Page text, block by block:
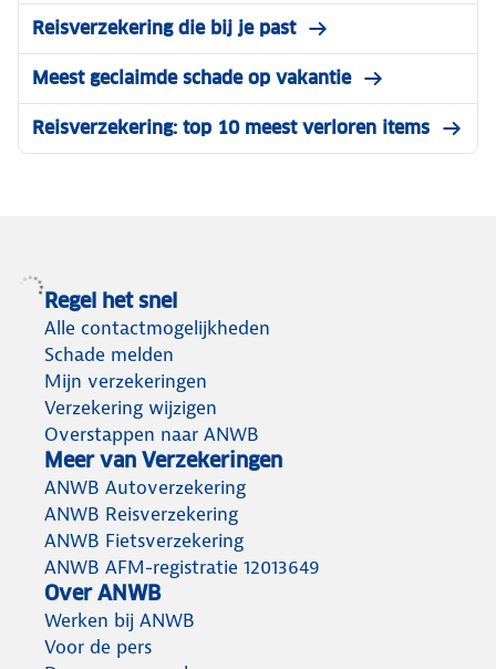
Reisverzekering die bij je past
Meest geclaimde schade op vakantie
Reisverzekering: top 10 meest verloren items
Regel het snel
Alle contactmogelijkheden
Schade melden
Mijn verzekeringen
Verzekering wijzigen
Overstappen naar ANWB
Meer van Verzekeringen
ANWB Autoverzekering
ANWB Reisverzekering
ANWB Fietsverzekering
ANWB AFM-registratie 12013649
Over ANWB
Werken bij ANWB
Voor de pers